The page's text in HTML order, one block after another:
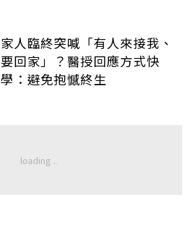
家人臨終突喊「有人來接我、
要回家」？醫授回應方式快
學：避免抱憾終生